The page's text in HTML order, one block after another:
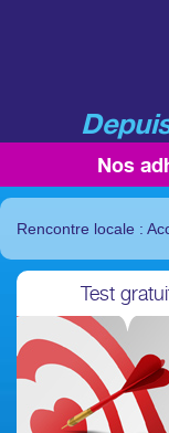
Nos
Rencontre locale :
Test